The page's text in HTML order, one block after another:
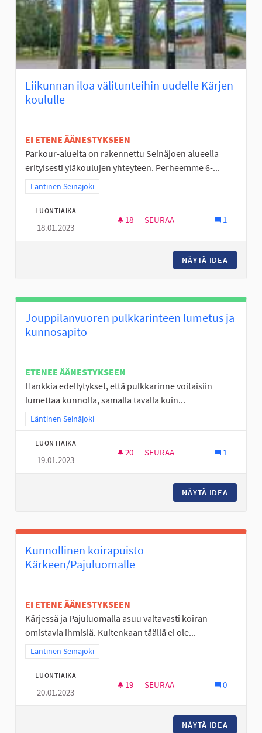
Liikunnan iloa välitunteihin uudelle Kärjen
koululle
EI ETENE ÄÄNESTYKSEEN
Parkour-alueita on rakennettu Seinäjoen alueella
erityisesti yläkoulujen yhteyteen. Perheemme 6-...
Rajaa tulokset teeman mukaan: Läntinen Seinäjoki
Läntinen Seinäjoki
LUONTIAIKA
18.01.2023
18 18 SEURAAJAA
SEURAA 1
NÄYTÄ IDEA
Jouppilanvuoren pulkkarinteen lumetus ja
kunnosapito
ETENEE ÄÄNESTYKSEEN
Hankkia edellytykset, että pulkkarinne voitaisiin
lumettaa kunnolla, samalla tavalla kuin...
Rajaa tulokset teeman mukaan: Läntinen Seinäjoki
Läntinen Seinäjoki
LUONTIAIKA
19.01.2023
20 20 SEURAAJAA
SEURAA 1
NÄYTÄ IDEA
Kunnollinen koirapuisto
Kärkeen/Pajuluomalle
EI ETENE ÄÄNESTYKSEEN
Kärjessä ja Pajuluomalla asuu valtavasti koiran
omistavia ihmisiä. Kuitenkaan täällä ei ole...
Rajaa tulokset teeman mukaan: Läntinen Seinäjoki
Läntinen Seinäjoki
LUONTIAIKA
20.01.2023
19 19 SEURAAJAA
SEURAA 0
NÄYTÄ IDEA